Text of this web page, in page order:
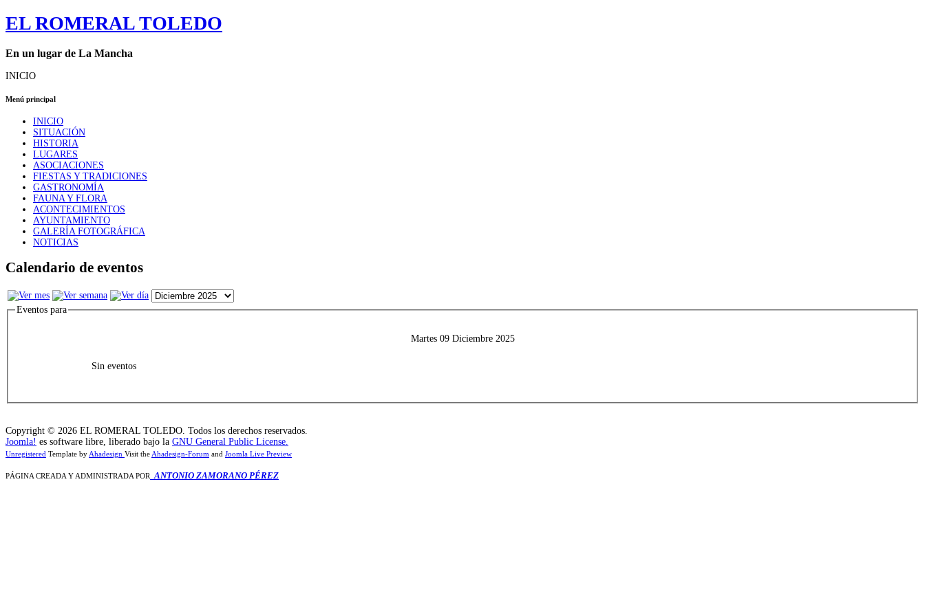
EL ROMERAL TOLEDO
En un lugar de La Mancha
INICIO
Menú principal
INICIO
SITUACIÓN
HISTORIA
LUGARES
ASOCIACIONES
FIESTAS Y TRADICIONES
GASTRONOMÍA
FAUNA Y FLORA
ACONTECIMIENTOS
AYUNTAMIENTO
GALERÍA FOTOGRÁFICA
NOTICIAS
Calendario de eventos
Eventos para
Martes 09 Diciembre 2025
Sin eventos
Copyright © 2026 EL ROMERAL TOLEDO. Todos los derechos reservados.
Joomla! es software libre, liberado bajo la GNU General Public License.
Unregistered Template by Ahadesign Visit the Ahadesign-Forum and Joomla Live Preview
PÁGINA CREADA Y ADMINISTRADA POR ANTONIO ZAMORANO PÉREZ